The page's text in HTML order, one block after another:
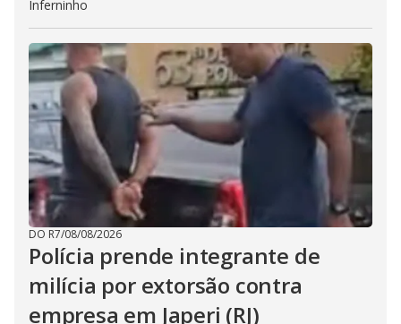
Inferninho
DO R7/08/08/2026
Polícia prende integrante de
milícia por extorsão contra
empresa em Japeri (RJ)